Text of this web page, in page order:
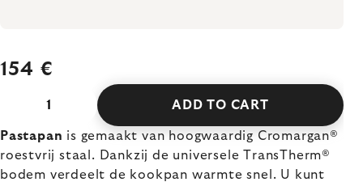
154 €
ADD TO CART
Pastapan is gemaakt van hoogwaardig Cromargan®
roestvrij staal. Dankzij de universele TransTherm®
bodem verdeelt de kookpan warmte snel. U kunt